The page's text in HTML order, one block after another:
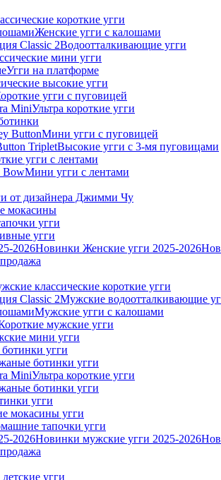
короткие угги
Женские угги с калошами
Classic 2Водоотталкивающие угги
мини угги
Угги на платформе
высокие угги
угги с пуговицей
MiniУльтра короткие угги
ButtonМини угги с пуговицей
TripletВысокие угги с 3-мя пуговицами
угги с лентами
BowМини угги с лентами
от дизайнера Джимми Чу
мокасины
угги
угги
Новинки Женские угги 2025-2026
классические короткие угги
Classic 2Мужские водоотталкивающие
Мужские угги с калошами
мужские угги
мини угги
угги
ботинки угги
MiniУльтра короткие угги
ботинки угги
угги
мокасины угги
тапочки угги
Новинки мужские угги 2025-2026
угги